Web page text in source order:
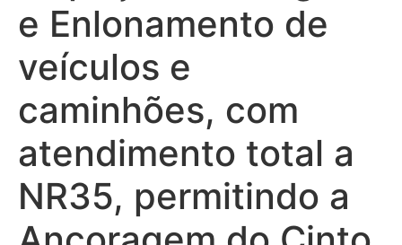
e Enlonamento de
veículos e
caminhões, com
atendimento total a
NR35, permitindo a